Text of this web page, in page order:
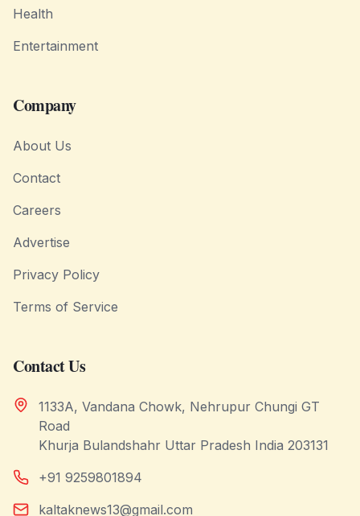
Health
Entertainment
Company
About Us
Contact
Careers
Advertise
Privacy Policy
Terms of Service
Contact Us
1133A, Vandana Chowk, Nehrupur Chungi GT
Road
Khurja Bulandshahr Uttar Pradesh India 203131
+91 9259801894
kaltaknews13@gmail.com